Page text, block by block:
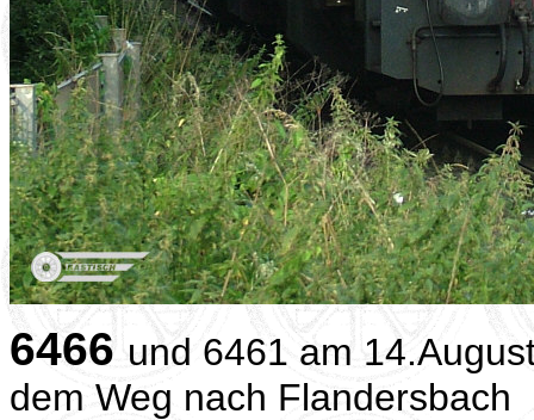
6466 und 6461 am
dem Weg nach Flandersbach